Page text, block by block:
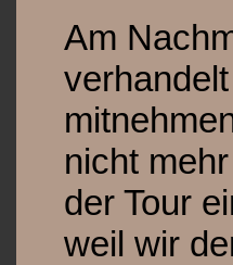
Am
nicht
der Tour
weil wir